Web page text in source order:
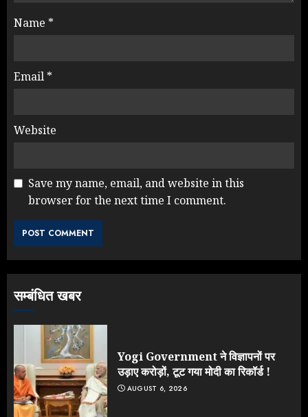
Name *
Email *
Website
Save my name, email, and website in this
browser for the next time I comment.
सम्बंधित खबर
Yogi Government ने विज्ञापनों पर
उड़ाए करोड़ों, टूट गया मोदी का रिकॉर्ड !
AUGUST 6, 2026
NEET महाघोटाले पर Rahul Gandhi
4